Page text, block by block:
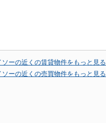
ソーの近くの賃貸物件をもっと見る
ソーの近くの売買物件をもっと見る